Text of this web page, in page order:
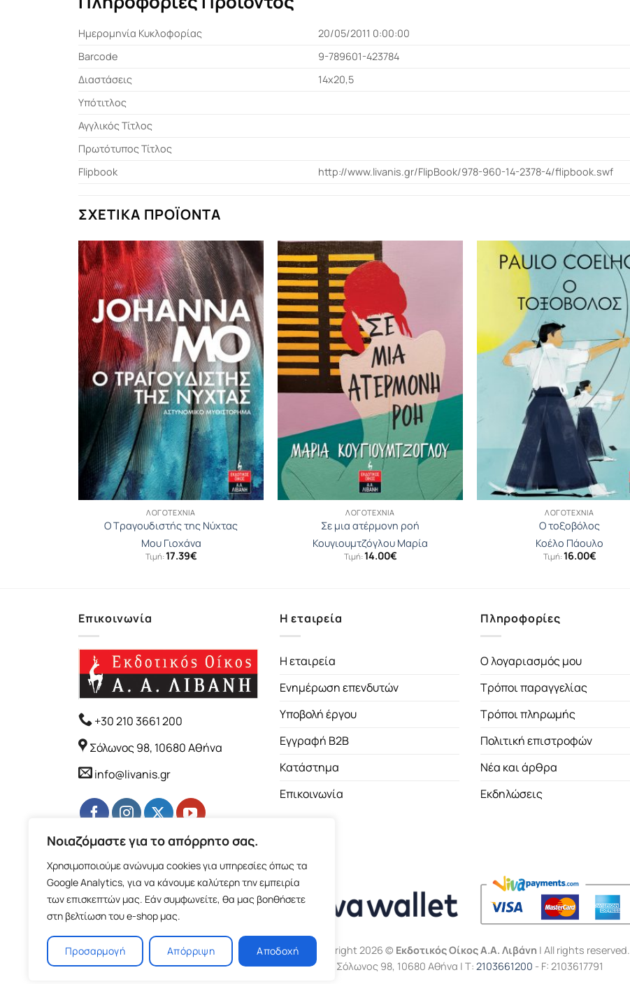
Νοιαζόμαστε για το απόρρητο σας.
Χρησιμοποιούμε ανώνυμα cookies για υπηρεσίες όπως τα
Google Analytics, για να κάνουμε καλύτερη την εμπειρία
των επισκεπτών μας. Εάν συμφωνείτε, θα μας βοηθήσετε
στη βελτίωση του e-shop μας.
Προσαρμογή Απόρριψη Αποδοχή
Ημερομηνία Κυκλοφορίας
20/05/2011 0:00:00
Barcode
9-789601-423784
Διαστάσεις
14x20,5
Υπότιτλος
Αγγλικός Τίτλος
Πρωτότυπος Τίτλος
Flipbook
http://www.livanis.gr/FlipBook/978-960-14-2378-4/flipbook.swf
ΣΧΕΤΙΚΆ ΠΡΟΪΌΝΤΑ
ΛΟΓΟΤΕΧΝΊΑ
Ο Τραγουδιστής της Νύχτας
Μου Γιοχάνα
Τιμή:17.39€
ΛΟΓΟΤΕΧΝΊΑ
Σε μια ατέρμονη ροή
Κουγιουµτζόγλου Μαρία
Τιμή:14.00€
ΛΟΓΟΤΕΧΝΊΑ
Ο τοξοβόλος
Κοέλο Πάουλο
Τιμή:16.00€
Επικοινωνία
+30 210 3661 200
Σόλωνος 98, 10680 Αθήνα
info@livanis.gr
Η εταιρεία
Η εταιρεία
Ενημέρωση επενδυτών
Υποβολή έργου
Εγγραφή B2B
Κατάστημα
Επικοινωνία
Πληροφορίες
Ο λογαριασμός μου
Τρόποι παραγγελίας
Τρόποι πληρωμής
Πολιτική επιστροφών
Νέα και άρθρα
Εκδηλώσεις
Copyright 2026 © Εκδοτικός Οίκος Α.Α. Λιβάνη | All rights reserved.
Σόλωνος 98, 10680 Αθήνα | Τ: 2103661200 - F: 2103617791